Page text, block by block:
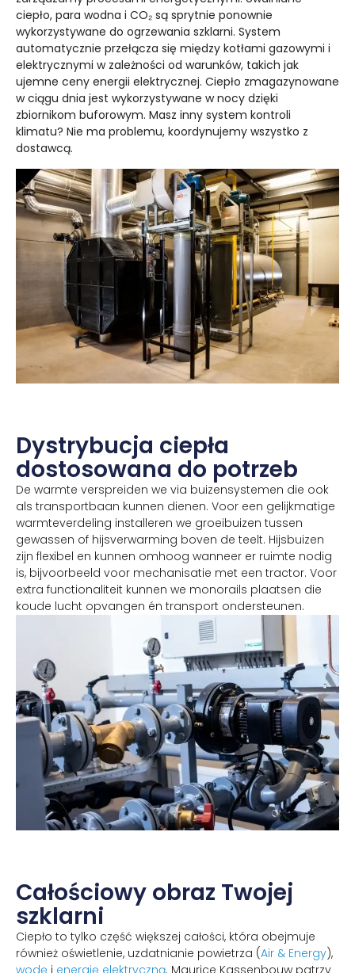
ciepło, para wodna i CO₂ są sprytnie ponownie
wykorzystywane do ogrzewania szklarni. System
automatycznie przełącza się między kotłami gazowymi i
elektrycznymi w zależności od warunków, takich jak
ujemne ceny energii elektrycznej. Ciepło zmagazynowane
w ciągu dnia jest wykorzystywane w nocy dzięki
zbiornikom buforowym. Masz inny system kontroli
klimatu? Nie ma problemu, koordynujemy wszystko z
dostawcą.
Dystrybucja ciepła
dostosowana do potrzeb
De warmte verspreiden we via buizensystemen die ook
als transportbaan kunnen dienen. Voor een gelijkmatige
warmteverdeling installeren we groeibuizen tussen
gewassen of hijsverwarming boven de teelt. Hijsbuizen
zijn flexibel en kunnen omhoog wanneer er ruimte nodig
is, bijvoorbeeld voor mechanisatie met een tractor. Voor
extra functionaliteit kunnen we monorails plaatsen die
koude lucht opvangen én transport ondersteunen.
Całościowy obraz Twojej
szklarni
Ciepło to tylko część większej całości, która obejmuje
również oświetlenie, uzdatnianie powietrza (Air & Energy),
wodę i energię elektryczną. Maurice Kassenbouw patrzy